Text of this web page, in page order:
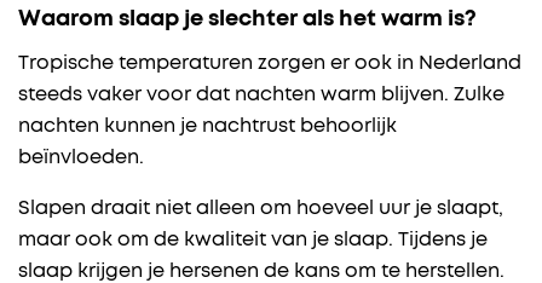
Waarom slaap je slechter als het warm is?
Tropische temperaturen zorgen er ook in Nederland
steeds vaker voor dat nachten warm blijven. Zulke
nachten kunnen je nachtrust behoorlijk
beïnvloeden.
Slapen draait niet alleen om hoeveel uur je slaapt,
maar ook om de kwaliteit van je slaap. Tijdens je
slaap krijgen je hersenen de kans om te herstellen.